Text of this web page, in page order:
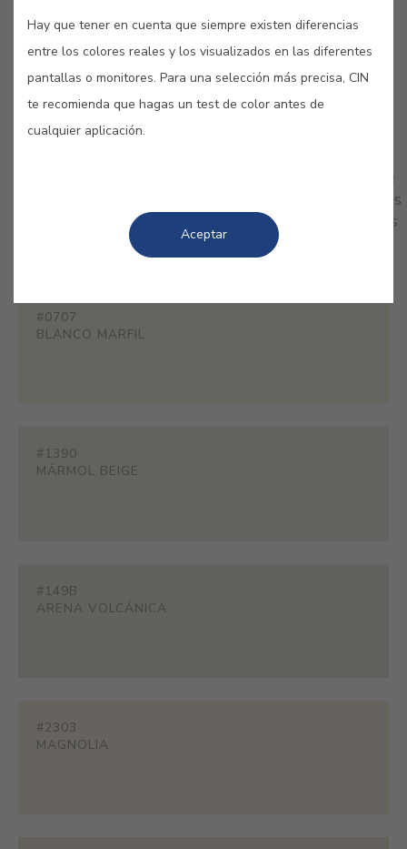
COLORES RELACIONADOS
elegantes y sobrios. Ideales para dar un nuevo aire
a tu hogar, gana en calidez y confort y aprovéchalos
como base perfecta para destacar otros elementos
#0707
BLANCO MARFIL
#1390
MÁRMOL BEIGE
#149B
ARENA VOLCÁNICA
#2303
MAGNOLIA
Hay que tener en cuenta que siempre existen diferencias
entre los colores reales y los visualizados en las diferentes
pantallas o monitores. Para una selección más precisa, CIN
te recomienda que hagas un test de color antes de
cualquier aplicación.
Aceptar